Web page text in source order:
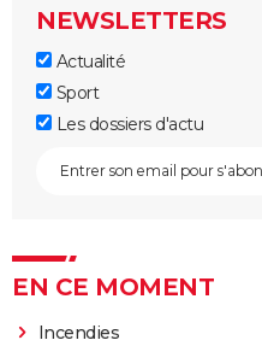
NEWSLETTERS
Actualité
Sport
Les dossiers d'actu
EN CE MOMENT
Incendies